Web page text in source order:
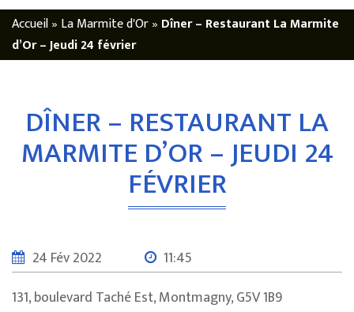
Accueil» La Marmite d'Or» Dîner – Restaurant La Marmite
d’Or – Jeudi 24 février
DÎNER – RESTAURANT LA
MARMITE D’OR – JEUDI 24
FÉVRIER
24 Fév 2022
11:45
131, boulevard Taché Est, Montmagny, G5V 1B9